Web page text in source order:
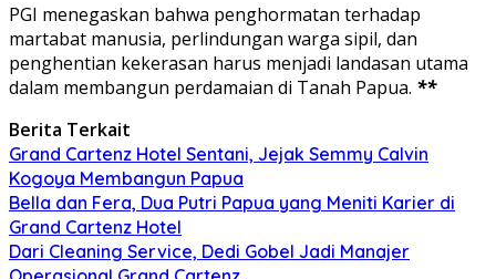
PGI menegaskan bahwa penghormatan terhadap
martabat manusia, perlindungan warga sipil, dan
penghentian kekerasan harus menjadi landasan utama
dalam membangun perdamaian di Tanah Papua. **
Berita Terkait
Grand Cartenz Hotel Sentani, Jejak Semmy Calvin
Kogoya Membangun Papua
Bella dan Fera, Dua Putri Papua yang Meniti Karier di
Grand Cartenz Hotel
Dari Cleaning Service, Dedi Gobel Jadi Manajer